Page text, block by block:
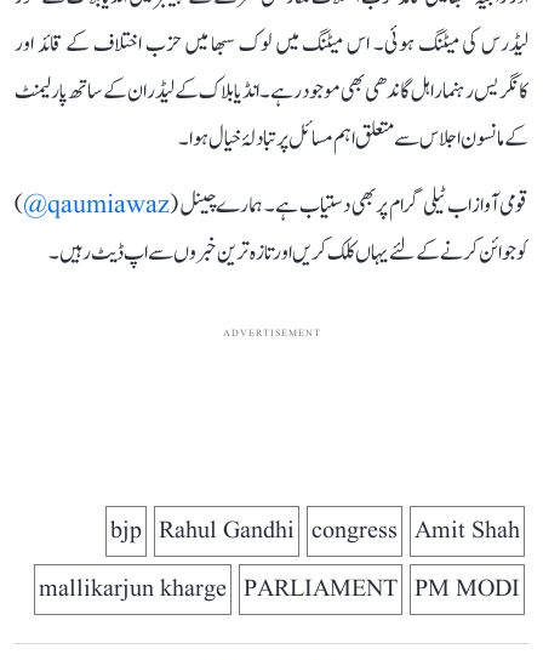
لیڈرس کی میٹنگ ہوئی۔ اس میٹنگ میں لوک سبھا میں حزب اختلاف کے قائد اور
کانگریس رہنما راہل گاندھی بھی موجود رہے۔ انڈیا بلاک کے لیڈران کے ساتھ پارلیمنٹ
کے مانسون اجلاس سے متعلق اہم مسائل پر تبادلۂ خیال ہوا۔
قومی آواز اب ٹیلی گرام پر بھی دستیاب ہے۔ ہمارے چینل (qaumiawaz@
)
کو جوائن کرنے کے لئے یہاں کلک کریں اور تازہ ترین خبروں سے اپ ڈیٹ رہیں۔
ADVERTISEMENT
Amit Shah
congress
Rahul Gandhi
bjp
PM MODI
PARLIAMENT
mallikarjun kharge